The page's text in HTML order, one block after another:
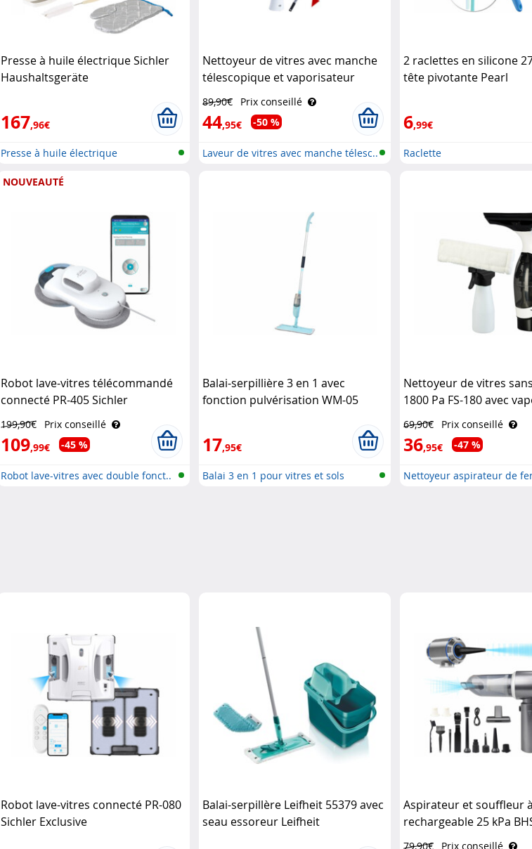
Presse à huile électrique Sichler
Haushaltsgeräte
167,96€
Presse à huile électrique
Nettoyeur de vitres avec manche
télescopique et vaporisateur
Sichler Haushaltsgeräte
89,90€ Prix conseillé
44,95€ -50 %
Laveur de vitres avec manche télesc..
2 raclettes en silicone
tête pivotante Pearl
6,99€
Raclette
NOUVEAUTÉ
Robot lave-vitres télécommandé
connecté PR-405 Sichler
Haushaltsgeräte
199,90€ Prix conseillé
109,99€ -45 %
Robot lave-vitres avec double fonct..
Balai-serpillière 3 en 1 avec
fonction pulvérisation WM-05
17,95€
Balai 3 en 1 pour vitres et sols
Nettoyeur de vitres
1800 Pa FS-180 avec
Sichler Haushaltsgeräte
69,90€ Prix conseillé
36,95€ -47 %
Nettoyeur aspirateur de
Robot lave-vitres connecté PR-080
Sichler Exclusive
Balai-serpillère Leifheit 55379 avec
seau essoreur Leifheit
Aspirateur et souffleur
rechargeable 25 kPa
Sichler Haushaltsgeräte
79,90€ Prix conseillé